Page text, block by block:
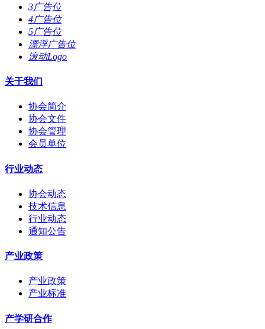
3广告位
4广告位
5广告位
漂浮广告位
滚动Logo
关于我们
协会简介
协会文件
协会管理
会员单位
行业动态
协会动态
技术信息
行业动态
通知公告
产业政策
产业政策
产业标准
产学研合作